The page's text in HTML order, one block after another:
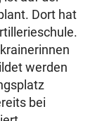
Dort hat
werden
bei